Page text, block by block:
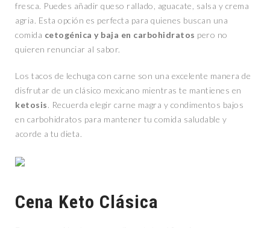
fresca. Puedes añadir queso rallado, aguacate, salsa y crema
agria. Esta opción es perfecta para quienes buscan una
comida cetogénica y baja en carbohidratos pero no
quieren renunciar al sabor.
Los tacos de lechuga con carne son una excelente manera de
disfrutar de un clásico mexicano mientras te mantienes en
ketosis. Recuerda elegir carne magra y condimentos bajos
en carbohidratos para mantener tu comida saludable y
acorde a tu dieta.
Cena Keto Clásica